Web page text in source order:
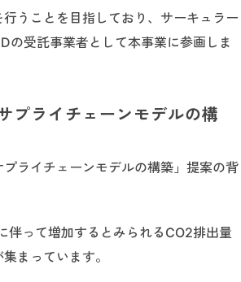
うことを目指しており、サーキュラー
の受託事業者として本事業に参画しま
プライチェーンモデルの構
ライチェーンモデルの構築」提案の背
伴って増加するとみられるCO2排出量
まっています。